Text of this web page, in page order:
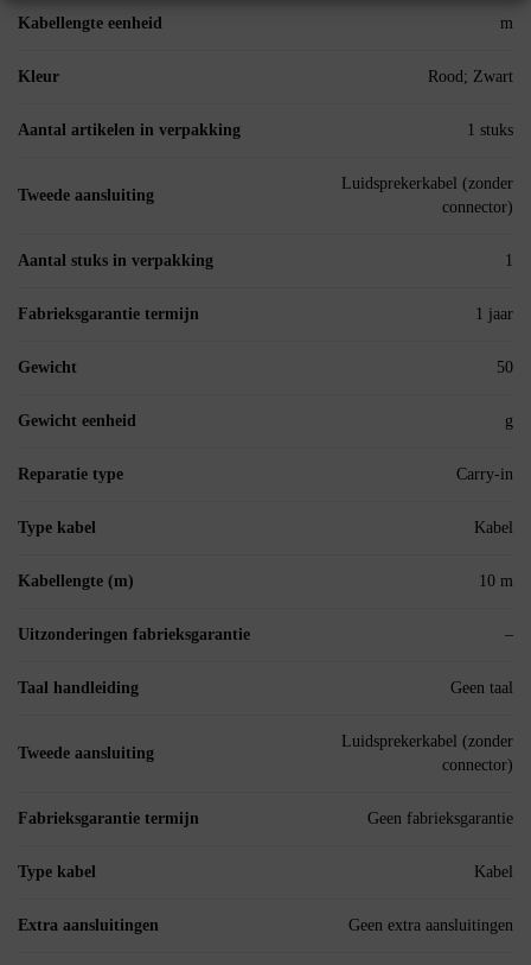
Kabellengte eenheid m
Kleur Rood; Zwart
Aantal artikelen in verpakking 1 stuks
Tweede aansluiting
Luidsprekerkabel (zonder
connector)
Aantal stuks in verpakking 1
Fabrieksgarantie termijn 1 jaar
Gewicht 50
Gewicht eenheid g
Reparatie type Carry-in
Type kabel Kabel
Kabellengte (m) 10 m
Uitzonderingen fabrieksgarantie –
Taal handleiding Geen taal
Tweede aansluiting
Luidsprekerkabel (zonder
connector)
Fabrieksgarantie termijn Geen fabrieksgarantie
Type kabel Kabel
Extra aansluitingen Geen extra aansluitingen